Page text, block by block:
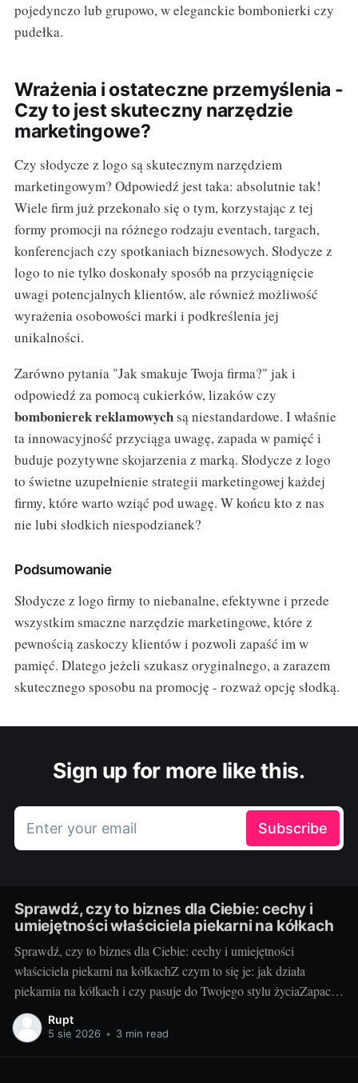
pojedynczo lub grupowo, w eleganckie bombonierki czy
pudełka.
Wrażenia i ostateczne przemyślenia -
Czy to jest skuteczny narzędzie
marketingowe?
Czy słodycze z logo są skutecznym narzędziem
marketingowym? Odpowiedź jest taka: absolutnie tak!
Wiele firm już przekonało się o tym, korzystając z tej
formy promocji na różnego rodzaju eventach, targach,
konferencjach czy spotkaniach biznesowych. Słodycze z
logo to nie tylko doskonały sposób na przyciągnięcie
uwagi potencjalnych klientów, ale również możliwość
wyrażenia osobowości marki i podkreślenia jej
unikalności.
Zarówno pytania "Jak smakuje Twoja firma?" jak i
odpowiedź za pomocą cukierków, lizaków czy
bombonierek reklamowychsą niestandardowe. I właśnie
ta innowacyjność przyciąga uwagę, zapada w pamięć i
buduje pozytywne skojarzenia z marką. Słodycze z logo
to świetne uzupełnienie strategii marketingowej każdej
firmy, które warto wziąć pod uwagę. W końcu kto z nas
nie lubi słodkich niespodzianek?
Podsumowanie
Słodycze z logo firmy to niebanalne, efektywne i przede
wszystkim smaczne narzędzie marketingowe, które z
pewnością zaskoczy klientów i pozwoli zapaść im w
pamięć. Dlatego jeżeli szukasz oryginalnego, a zarazem
skutecznego sposobu na promocję - rozważ opcję słodką.
Sign up for more like this.
Enter your email Subscribe
Sprawdź, czy to biznes dla Ciebie: cechy i
umiejętności właściciela piekarni na kółkach
Sprawdź, czy to biznes dla Ciebie: cechy i umiejętności
właściciela piekarni na kółkachZ czym to się je: jak działa
piekarnia na kółkach i czy pasuje do Twojego stylu życiaZapach
świeżych bułek o świcie i uśmiechy klientów, gdy otwierasz
klapę auta – za to kocha się piekarnię na kółkach. To mobilny
Rupt
5 sie 2026 • 3 min read